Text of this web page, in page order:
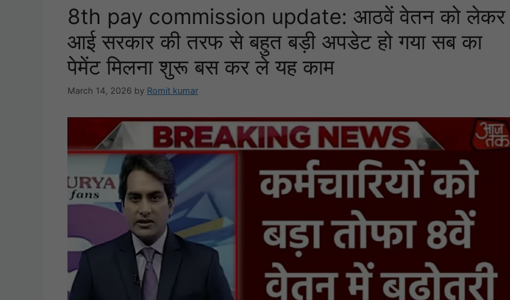
8th pay commission update: आठवें वेतन को लेकर
आई सरकार की तरफ से बहुत बड़ी अपडेट हो गया सब का
पेमेंट मिलना शुरू बस कर ले यह काम
March 14, 2026 by Romit kumar